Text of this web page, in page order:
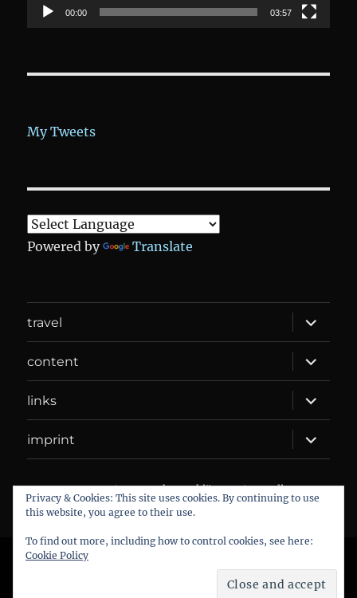
00:00 03:57
My Tweets
Powered by Translate
travel
expand
child
menu
content
expand
child
menu
links
expand
child
menu
imprint
expand
child
menu
DANIEL WEBER Datenschutzerklärung
Proudly
powered by WordPress
Privacy & Cookies: This site uses cookies. By continuing to use
this website, you agree to their use.
To find out more, including how to control cookies, see here:
Cookie Policy